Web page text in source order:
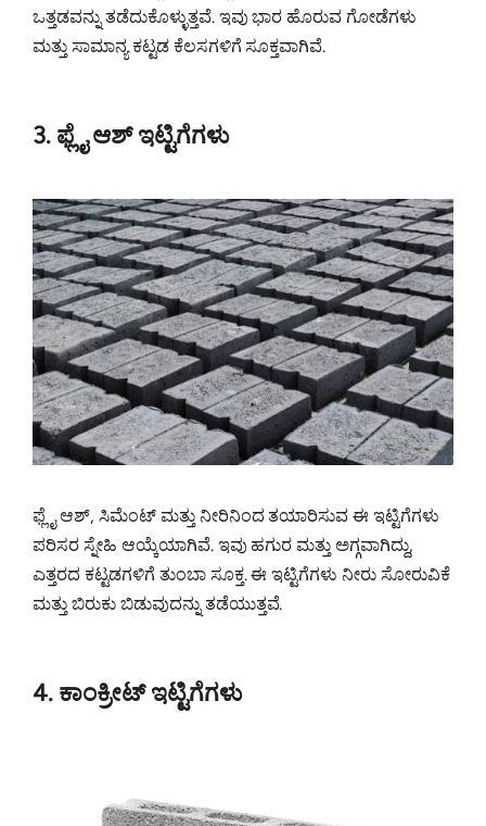
ಒತ್ತಡವನ್ನು ತಡೆದುಕೊಳ್ಳುತ್ತವೆ. ಇವು ಭಾರ ಹೊರುವ ಗೋಡೆಗಳು
ಮತ್ತು ಸಾಮಾನ್ಯ ಕಟ್ಟಡ ಕೆಲಸಗಳಿಗೆ ಸೂಕ್ತವಾಗಿವೆ.
3. ಫ್ಲೈ ಆಶ್ ಇಟ್ಟಿಗೆಗಳು
ಫ್ಲೈ ಆಶ್, ಸಿಮೆಂಟ್ ಮತ್ತು ನೀರಿನಿಂದ ತಯಾರಿಸುವ ಈ ಇಟ್ಟಿಗೆಗಳು
ಪರಿಸರ ಸ್ನೇಹಿ ಆಯ್ಕೆಯಾಗಿವೆ. ಇವು ಹಗುರ ಮತ್ತು ಅಗ್ಗವಾಗಿದ್ದು,
ಎತ್ತರದ ಕಟ್ಟಡಗಳಿಗೆ ತುಂಬಾ ಸೂಕ್ತ. ಈ ಇಟ್ಟಿಗೆಗಳು ನೀರು ಸೋರುವಿಕೆ
ಮತ್ತು ಬಿರುಕು ಬಿಡುವುದನ್ನು ತಡೆಯುತ್ತವೆ.
4. ಕಾಂಕ್ರೀಟ್ ಇಟ್ಟಿಗೆಗಳು